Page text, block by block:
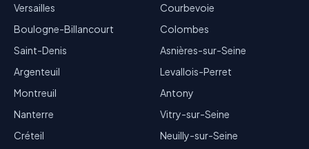
Versailles
Boulogne-Billancourt
Saint-Denis
Argenteuil
Montreuil
Nanterre
Créteil
Courbevoie
Colombes
Asnières-sur-Seine
Levallois-Perret
Antony
Vitry-sur-Seine
Neuilly-sur-Seine